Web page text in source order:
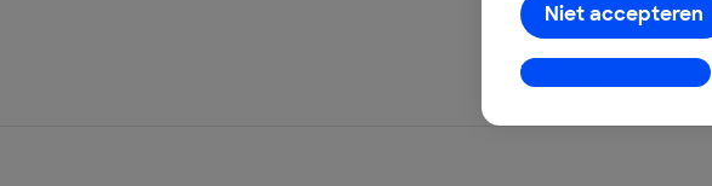
Niet accepteren
Instellingen aanpassen